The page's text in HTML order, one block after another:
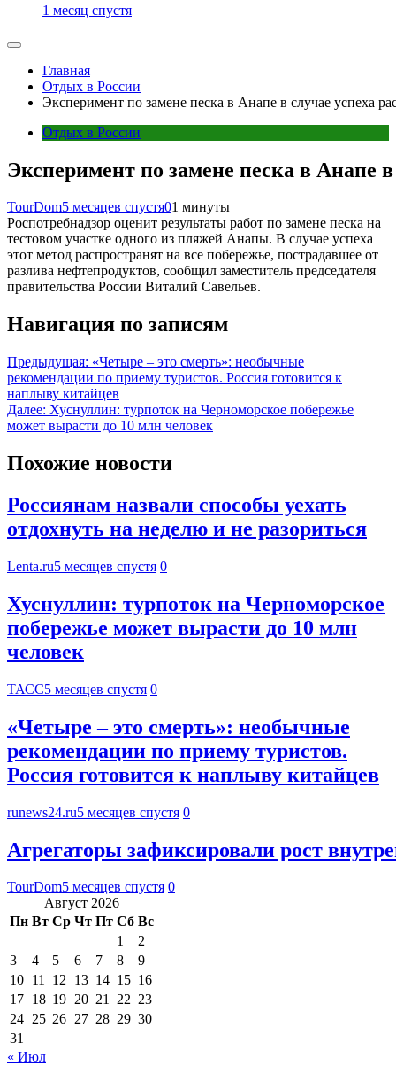
1 месяц спустя
Главная
Отдых в России
Эксперимент по замене песка в Анапе в случае успеха
Отдых в России
Эксперимент по замене песка в Анапе
TourDom5 месяцев спустя01 минуты
Роспотребнадзор оценит результаты работ по замене песка на
тестовом участке одного из пляжей Анапы. В случае успеха
этот метод распространят на все побережье, пострадавшее от
разлива нефтепродуктов, сообщил заместитель председателя
правительства России Виталий Савельев.
Навигация по записям
Предыдущая: «Четыре – это смерть»: необычные
рекомендации по приему туристов. Россия готовится к
наплыву китайцев
Далее: Хуснуллин: турпоток на Черноморское побережье
может вырасти до 10 млн человек
Похожие новости
Россиянам назвали способы уехать
отдохнуть на неделю и не разориться
Lenta.ru5 месяцев спустя 0
Хуснуллин: турпоток на Черноморское
побережье может вырасти до 10 млн
человек
ТАСС5 месяцев спустя 0
«Четыре – это смерть»: необычные
рекомендации по приему туристов.
Россия готовится к наплыву китайцев
runews24.ru5 месяцев спустя 0
Агрегаторы зафиксировали рост
TourDom5 месяцев спустя 0
Август 2026
Пн Вт Ср Чт Пт Сб Вс
1
2
3
4 5 6 7 8
9
10 11 12 13 14 15 16
17 18 19 20 21 22 23
24 25 26 27 28 29 30
31
« Июл